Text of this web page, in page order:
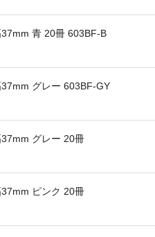
青 20冊 603BF-B
グレー 603BF-GY
グレー 20冊
ピンク 20冊